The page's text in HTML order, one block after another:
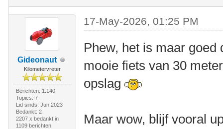
Gideonaut
Kilometervreter
Berichten: 1.140
Topics: 7
Lid sinds: Jun 2023
Bedankt: 2
2207 x bedankt in
1109 berichten
17-May-2026, 01:25 PM
Phew, het is maar
mooie fiets van 30
opslag
Maar wow, blijf vooral